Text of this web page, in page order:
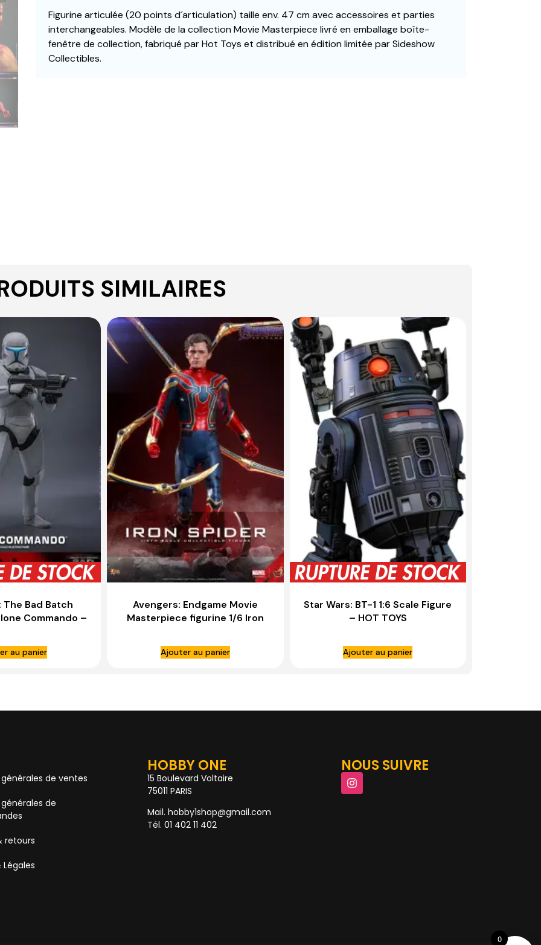
Figurine articulée (20 points d´articulation) taille env. 47 cm avec accessoires et parties
interchangeables. Modèle de la collection Movie Masterpiece livré en emballage boîte-
fenêtre de collection, fabriqué par Hot Toys et distribué en édition limitée par Sideshow
Collectibles.
SIMILAIRES
The Bad Batch
Commando –
au panier
Avengers: Endgame Movie
Masterpiece figurine 1/6 Iron
Ajouter au panier
Star Wars: BT-1 1:6 Scale Figure
– HOT TOYS
Ajouter au panier
de ventes
de
retours
HOBBY ONE
15 Boulevard Voltaire
75011 PARIS
Mail. hobby1shop@gmail.com
Tél. 01 402 11 402
NOUS SUIVRE
0